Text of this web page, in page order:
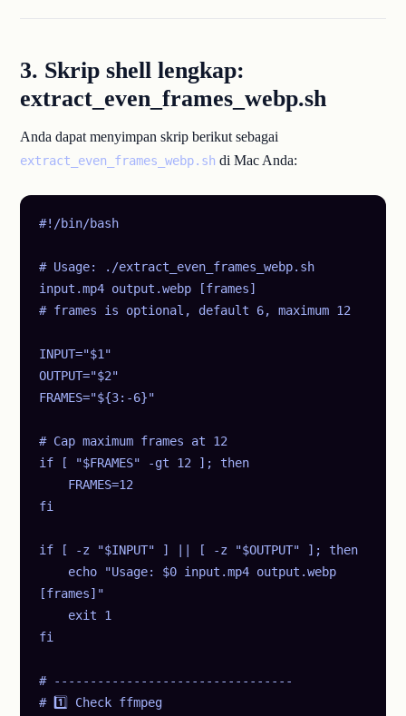
3. Skrip shell lengkap:
extract_even_frames_webp.sh
Anda dapat menyimpan skrip berikut sebagai
extract_even_frames_webp.sh di Mac Anda:
#!/bin/bash
# Usage: ./extract_even_frames_webp.sh
input.mp4 output.webp [frames]
# frames is optional, default 6, maximum 12
INPUT="$1"
OUTPUT="$2"
FRAMES="${3:-6}"
# Cap maximum frames at 12
if [ "$FRAMES" -gt 12 ]; then
fi
if [ -z "$INPUT" ] || [ -z "$OUTPUT" ]; then
[frames]"
fi
# ---------------------------------
# 1️⃣ Check ffmpeg